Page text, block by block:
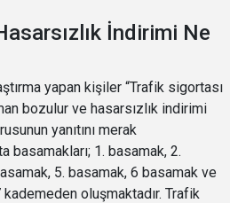
İndirimi Ne
yapan kişiler “Trafik sigortası
bozulur ve hasarsızlık indirimi
yanıtını merak
basamakları; 1. basamak, 2.
5. basamak, 6 basamak ve
oluşmaktadır. Trafik